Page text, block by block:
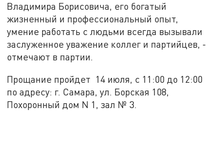
Владимира Борисовича, его богатый
жизненный и профессиональный опыт,
умение работать с людьми всегда вызывали
заслуженное уважение коллег и партийцев, -
отмечают в партии.
Прощание пройдет 14 июля, с 11:00 до 12:00
по адресу: г. Самара, ул. Борская 108,
Похоронный дом N 1, зал № 3.